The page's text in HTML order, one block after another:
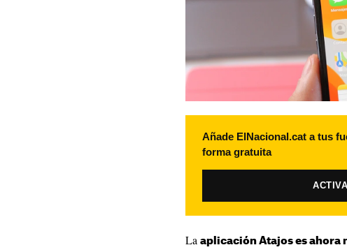
Añade ElNacional.cat a tus
forma gratuita
La aplicación Atajos es ahora